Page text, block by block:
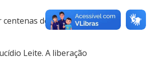
de atletas,
Leite. A liberação